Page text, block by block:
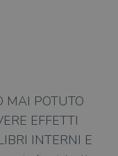
MAI POTUTO
EFFETTI
INTERNI E